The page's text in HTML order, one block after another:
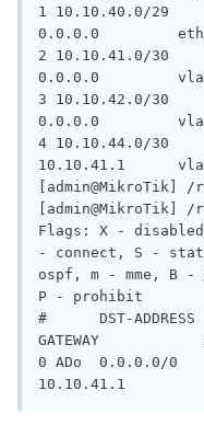
1 10.10.40.0/29
0.0.0.0
2 10.10.41.0/30
0.0.0.0
3 10.10.42.0/30
0.0.0.0
4 10.10.44.0/30
10.10.41.1
[admin@MikroTik] /
Flags: X -
- connect, S -
ospf, m - mme, B -
P - prohibit
#      DST-
GATEWAY
0 ADo  0.0.0.0/0